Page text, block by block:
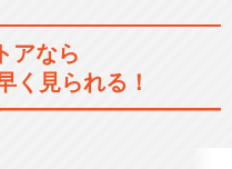
・モノクローム -The Ani
アなら
く見られる！